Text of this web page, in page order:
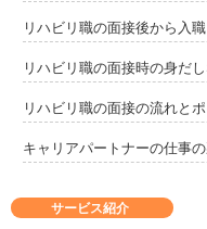
サービス紹介
リハビリ職の面接後から入
リハビリ職の面接時の身だ
リハビリ職の面接の流れと
キャリアパートナーの仕事